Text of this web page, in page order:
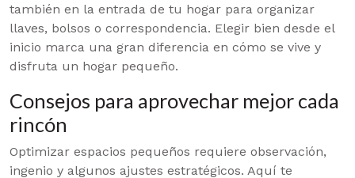
también en la entrada de tu hogar para organizar
llaves, bolsos o correspondencia. Elegir bien desde el
inicio marca una gran diferencia en cómo se vive y
disfruta un hogar pequeño.
Consejos para aprovechar mejor cada
rincón
Optimizar espacios pequeños requiere observación,
ingenio y algunos ajustes estratégicos. Aquí te